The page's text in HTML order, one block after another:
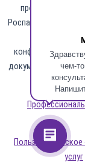
чем-
промышленный
Роспатенте и
документов для
услуг